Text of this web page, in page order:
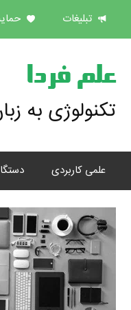
تبلیغات
علم فردا
تکنولوژی به
علمی کاربردی